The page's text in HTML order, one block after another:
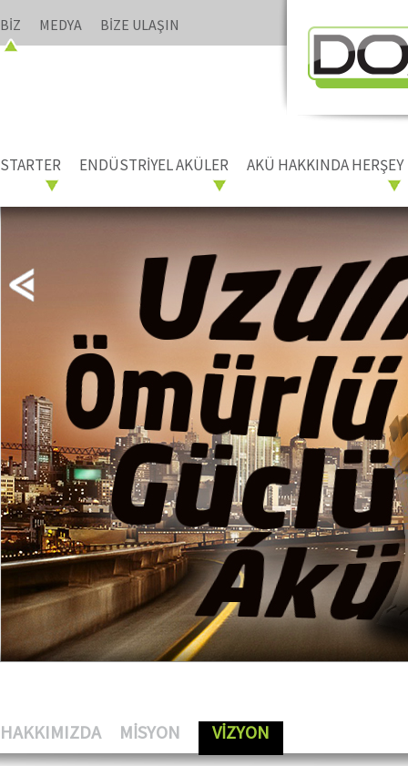
BİZ MEDYA BİZE ULAŞIN
STARTER ENDÜSTRİYEL AKÜLER AKÜ HAKKINDA HERŞEY
HAKKIMIZDA MİSYON VİZYON